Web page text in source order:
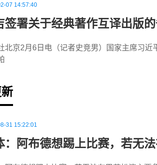
07 14:57:40
签署关于经典著作互译出版
北京2月6日电（记者史竞男）国家主席习
31 15:22:01
：阿布德想踢上比赛，若无